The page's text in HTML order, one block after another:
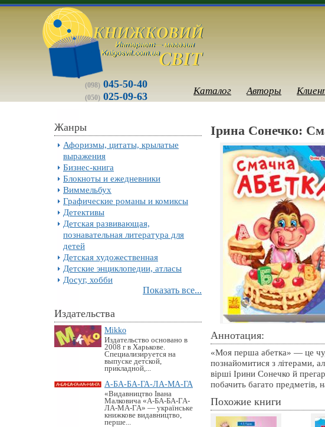
(098) 045-50-40
(050) 025-09-63 Каталог Авторы
Жанры
Афоризмы, цитаты, крылатые
выражения
Бизнес-книга
Блокноты и ежедневники
Виммельбух
Графические романы и комиксы
Детективы
Детская развивающая,
познавательная литература для
детей
Детская художественная
Детские энциклопедии, атласы
Досуг, хобби
Показать все...
Издательства
Mikko
Издательство основано в
2008 г в Харькове.
Специализируется на
выпуске детской,
прикладной,...
А-БА-БА-ГА-ЛА-МА-ГА
«Видавництво Івана
Малковича «А-БА-БА-ГА-
ЛА-МА-ГА» — українське
книжкове видавництво,
перше...
Ірина Сонечко:
Аннотация:
«Моя перша абетка» — це
познайомитися з літерами,
вірші Ірини Сонечко й
побачить багато предметів,
Похожие книги